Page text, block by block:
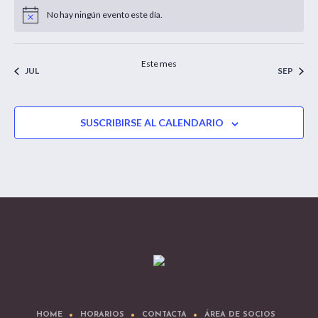
Aviso No hay ningún evento este día.
JUL
Este mes
SEP
SUSCRIBIRSE AL CALENDARIO
HOME HORARIOS CONTACTA ÁREA DE SOCIOS